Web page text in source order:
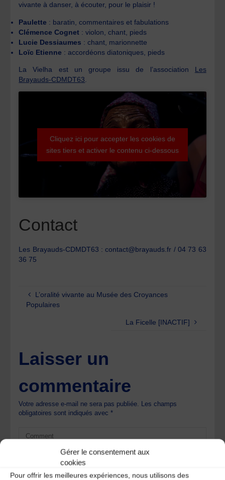
Gérer le consentement aux
cookies
Pour offrir les meilleures expériences, nous utilisons des
vivante à danser, à écouter, pour le plaisir !
Paulette : baratin, commentaires et fabulations
Clémence Cognet : violon, chant, pieds
Lucie Dessiaumes : chant, marionnette
Loïc Etienne : accordéons diatoniques, pieds
La Vielha est un groupe issu de l’association Les
Brayauds-CDMDT63
Cliquez ici pour accepter les cookies de
sites tiers et activer le contenu ci-dessous
Contact
Les Brayauds-CDMDT63 : contact@brayauds.fr / 04 73 63
36 75
L’oralité vivante au Musée des Croyances
Populaires
La Ficelle [INACTIF]
Laisser un
commentaire
Votre adresse e-mail ne sera pas publiée. Les champs
obligatoires sont indiqués avec*